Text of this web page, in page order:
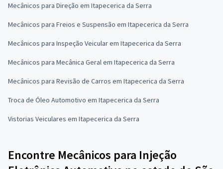
Mecânicos para Direção em Itapecerica da Serra
Mecânicos para Freios e Suspensão em Itapecerica da Serra
Mecânicos para Inspeção Veicular em Itapecerica da Serra
Mecânicos para Mecânica Geral em Itapecerica da Serra
Mecânicos para Revisão de Carros em Itapecerica da Serra
Troca de Óleo Automotivo em Itapecerica da Serra
Vistorias Veiculares em Itapecerica da Serra
Encontre Mecânicos para Injeção